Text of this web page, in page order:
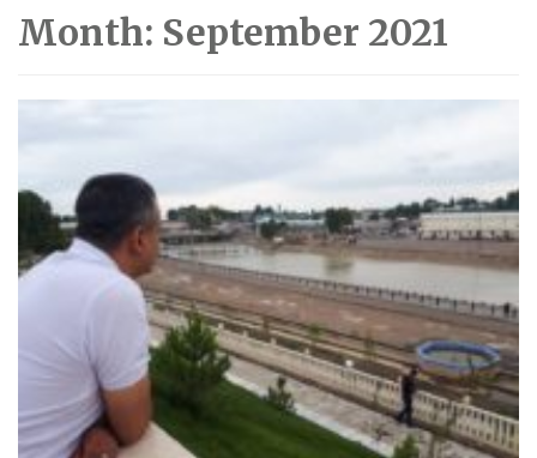
Month: September 2021